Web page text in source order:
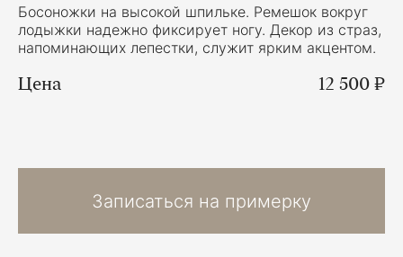
Босоножки на высокой шпильке. Ремешок вокруг
лодыжки надежно фиксирует ногу. Декор из страз,
напоминающих лепестки, служит ярким акцентом.
Цена 12 500 ₽
Записаться на примерку